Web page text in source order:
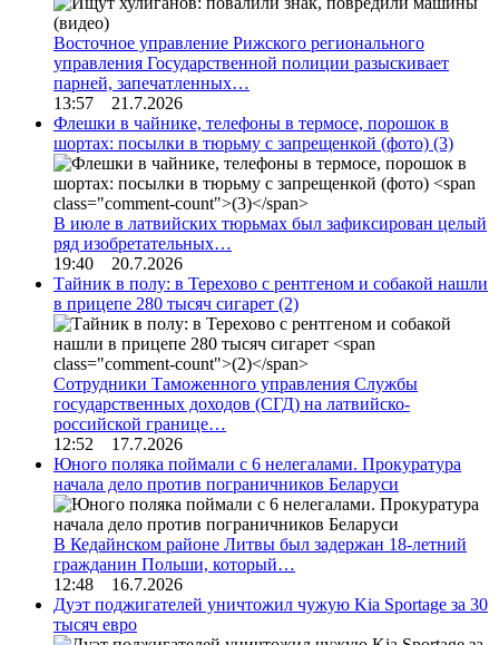
Восточное управление Рижского регионального
управления Государственной полиции разыскивает
парней, запечатленных…
13:57 21.7.2026
Флешки в чайнике, телефоны в термосе, порошок в
шортах: посылки в тюрьму с запрещенкой (фото) (3)
В июле в латвийских тюрьмах был зафиксирован целый
ряд изобретательных…
19:40 20.7.2026
Тайник в полу: в Терехово с рентгеном и собакой нашли
в прицепе 280 тысяч сигарет (2)
Сотрудники Таможенного управления Службы
государственных доходов (СГД) на латвийско-
российской границе…
12:52 17.7.2026
Юного поляка поймали с 6 нелегалами. Прокуратура
начала дело против пограничников Беларуси
В Кедайнском районе Литвы был задержан 18-летний
гражданин Польши, который…
12:48 16.7.2026
Дуэт поджигателей уничтожил чужую Kia Sportage за 30
тысяч евро